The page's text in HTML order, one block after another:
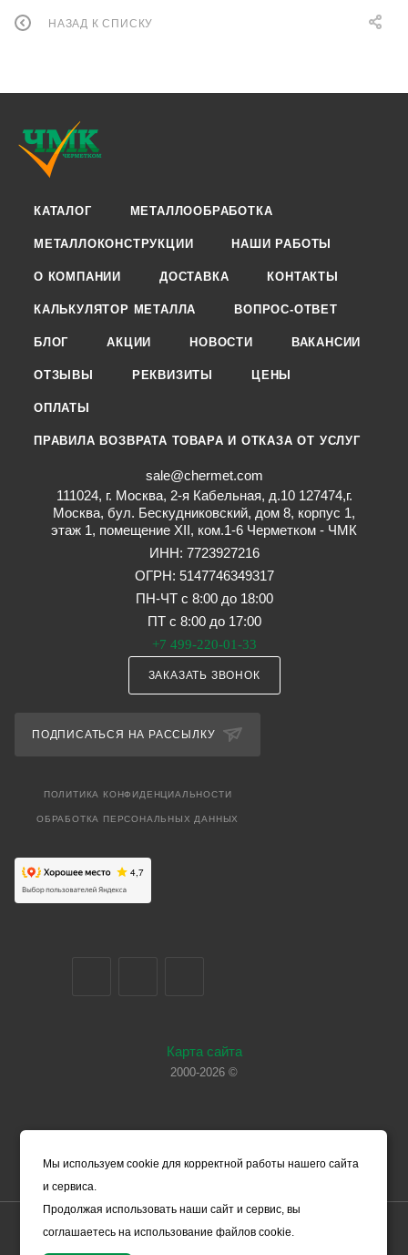
НАЗАД К СПИСКУ
КАТАЛОГ МЕТАЛЛООБРАБОТКА
МЕТАЛЛОКОНСТРУКЦИИ НАШИ РАБОТЫ
О КОМПАНИИ ДОСТАВКА КОНТАКТЫ
КАЛЬКУЛЯТОР МЕТАЛЛА ВОПРОС-ОТВЕТ
БЛОГ АКЦИИ НОВОСТИ ВАКАНСИИ
ОТЗЫВЫ РЕКВИЗИТЫ ЦЕНЫ
ОПЛАТЫ
ПРАВИЛА ВОЗВРАТА ТОВАРА И ОТКАЗА ОТ УСЛУГ
sale@chermet.com
111024, г. Москва, 2-я Кабельная, д.10 127474,г.
Москва, бул. Бескудниковский, дом 8, корпус 1,
этаж 1, помещение XII, ком.1-6 Черметком - ЧМК
ИНН: 7723927216
ОГРН: 5147746349317
ПН-ЧТ с 8:00 до 18:00
ПТ с 8:00 до 17:00
+7 499-220-01-33
ЗАКАЗАТЬ ЗВОНОК
ПОДПИСАТЬСЯ НА РАССЫЛКУ
ПОЛИТИКА КОНФИДЕНЦИАЛЬНОСТИ
ОБРАБОТКА ПЕРСОНАЛЬНЫХ ДАННЫХ
Карта сайта
2000-2026 ©
Цены, указанные на сайте, носят справочный характер и не
являются офертой (в соответствии со ст. 435 ГК РФ). Они могут
Мы используем cookie для корректной работы нашего сайта
и сервиса.
Продолжая использовать наши сайт и сервис, вы
соглашаетесь на использование файлов cookie.